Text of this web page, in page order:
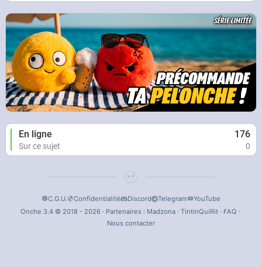
En ligne 176
Sur ce sujet 0
C.G.U. Confidentialité Discord Telegram
YouTube
Onche 3.4 © 2018 - 2026 · Partenaires : Madzona· TintinQuiRit· FAQ ·
Nous contacter